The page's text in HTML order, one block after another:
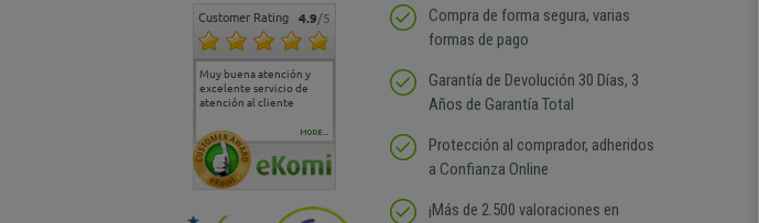
Customer Rating 4.9/5
Muy buena atención y
excelente servicio de
atención al cliente
Muy buena atención de
cara al asesoramiento
comercial y el envío ha
Si estoy contento
Excelente relacion
calidad precio Plazo de
MORE...
Compra de forma segura, varias
formas de pago
Garantía de Devolución 30 Días, 3
Años de Garantía Total
Protección al comprador, adheridos
a Confianza Online
¡Más de 2.500 valoraciones en